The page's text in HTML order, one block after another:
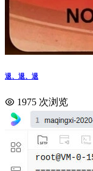
退、退、退
1975 次浏览